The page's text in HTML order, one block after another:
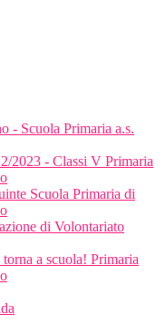
- Scuola Primaria a.s.
2023 - Classi V Primaria
Scuola Primaria di
di Volontariato
a scuola! Primaria